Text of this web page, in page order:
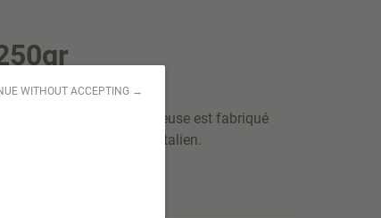
WITHOUT ACCEPTING →
la texture douce et crémeuse est fabriqué
selon le vrai savoir-faire italien.